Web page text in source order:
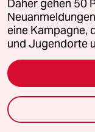
Falls
sind,
Daher gehen 50
eine Kampagne,
und Jugendorte